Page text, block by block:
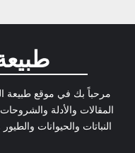
مرحباً بك في موقع طبيعة
المقالات والأدلة
النباتات والحيوانات